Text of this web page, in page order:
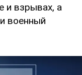
и взрывах, а
военный